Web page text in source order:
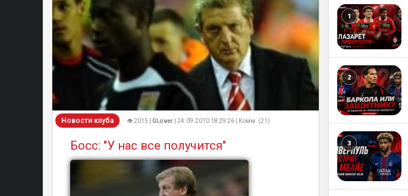
Новости клуба 👁 2015 | GLover | 24.09.2010 18:29:26 | Комм. (21)
Босс: "У нас все получится"
ML
ML
ML